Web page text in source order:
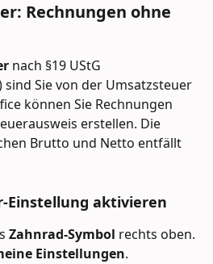
Rechnungen ohne
nach §19 UStG
Sie von der Umsatzsteuer
können Sie Rechnungen
erstellen. Die
Brutto und Netto entfällt
Einstellung aktivieren
Zahnrad-Symbol rechts oben.
Einstellungen.